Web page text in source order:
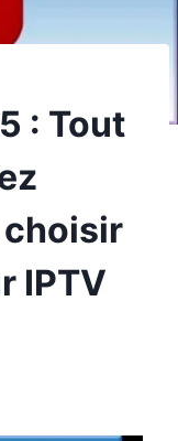
: Tout
choisir
IPTV